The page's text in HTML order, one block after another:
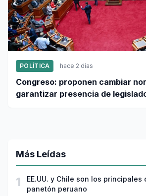
POLÍTICA hace 2 días
Congreso: proponen cambiar
garantizar presencia de
Más Leídas
1
EE.UU. y Chile son los principales
panetón peruano